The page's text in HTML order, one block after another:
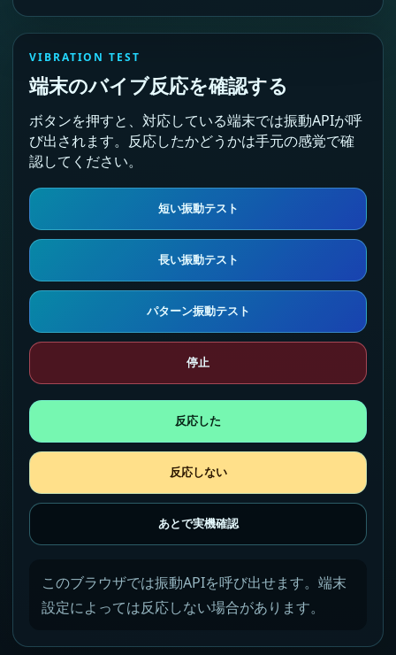
VIBRATION TEST
端末のバイブ反応を確認する
ボタンを押すと、対応している端末では振動APIが呼
び出されます。反応したかどうかは手元の感覚で確
認してください。
短い振動テスト
長い振動テスト
パターン振動テスト
停止
反応した
反応しない
あとで実機確認
このブラウザでは振動APIを呼び出せます。端末
設定によっては反応しない場合があります。